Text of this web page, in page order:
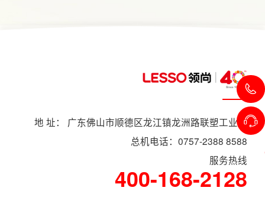
地 址： 广东佛山市顺德区龙江镇龙洲路联塑工业村
总机电话：0757-2388 8588
服务热线
400-168-2128